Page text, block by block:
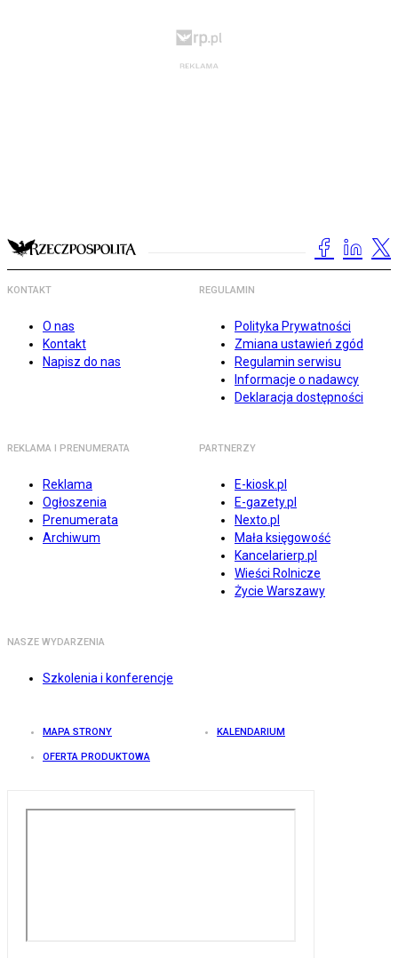
KONTAKT
O nas
Kontakt
Napisz do nas
REGULAMIN
Polityka Prywatności
Zmiana ustawień zgód
Regulamin serwisu
Informacje o nadawcy
Deklaracja dostępności
REKLAMA I PRENUMERATA
Reklama
Ogłoszenia
Prenumerata
Archiwum
PARTNERZY
E-kiosk.pl
E-gazety.pl
Nexto.pl
Mała księgowość
Kancelarierp.pl
Wieści Rolnicze
Życie Warszawy
NASZE WYDARZENIA
Szkolenia i konferencje
MAPA STRONY KALENDARIUM
OFERTA PRODUKTOWA